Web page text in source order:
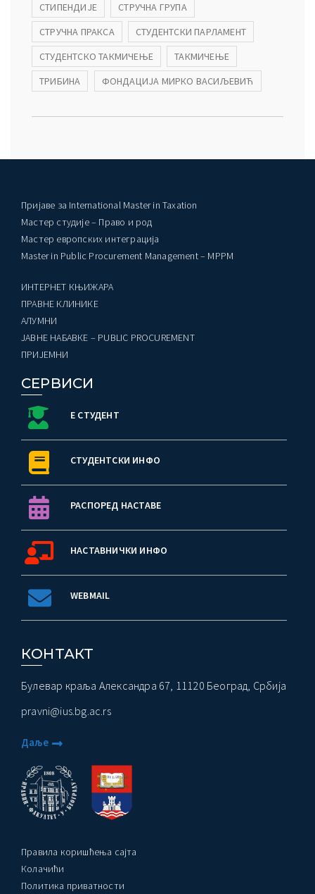
СТИПЕНДИЈЕ
СТРУЧНА ГРУПА
СТРУЧНА ПРАКСА
СТУДЕНТСКИ ПАРЛАМЕНТ
СТУДЕНТСКО ТАКМИЧЕЊЕ
ТАКМИЧЕЊЕ
ТРИБИНА
ФОНДАЦИЈА МИРКО ВАСИЉЕВИЋ
Пријаве за International Master in Taxation
Мастер студије – Право и род
Мастер европских интеграција
Master in Public Procurement Management – MPPM
ИНТЕРНЕТ КЊИЖАРА
ПРАВНЕ КЛИНИКЕ
AЛУМНИ
ЈАВНЕ НАБАВКЕ – PUBLIC PROCUREMENT
ПРИЈЕМНИ
СЕРВИСИ
Е СТУДЕНТ
СТУДЕНТСКИ ИНФО
РАСПОРЕД НАСТАВЕ
НАСТАВНИЧКИ ИНФО
WEBMAIL
КОНТАКТ
Булевар краља Александра 67, 11120 Београд, Србија
pravni@ius.bg.ac.rs
Даље
Правила коришћења сајта
Колачићи
Политика приватности